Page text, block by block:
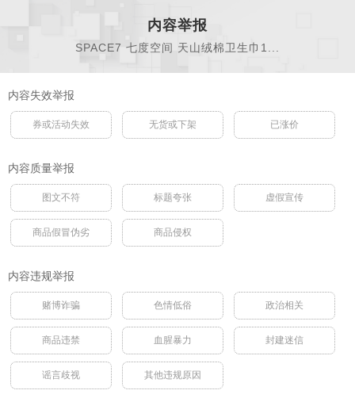
内容举报
SPACE7 七度空间 天山绒棉卫生巾1...
内容失效举报
券或活动失效 无货或下架 已涨价
内容质量举报
图文不符 标题夸张 虚假宣传
商品假冒伪劣 商品侵权
内容违规举报
赌博诈骗 色情低俗 政治相关
商品违禁 血腥暴力 封建迷信
谣言歧视 其他违规原因